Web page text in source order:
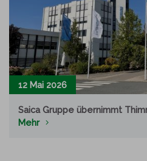
12 Mai 2026
Saica Gruppe übernimmt
Mehr